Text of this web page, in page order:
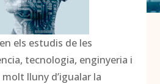
els estudis de les
tecnologia, enginyeria i
lluny d’igualar la